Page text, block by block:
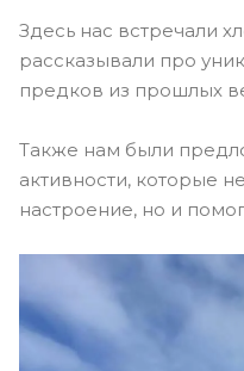
Здесь нас встречали
рассказывали про
предков из прошлых
Также нам были
активности, которые
настроение, но и